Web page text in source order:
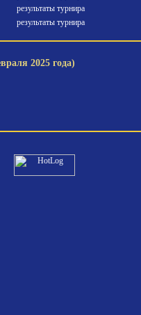
результаты турнира
результаты турнира
2025 года)